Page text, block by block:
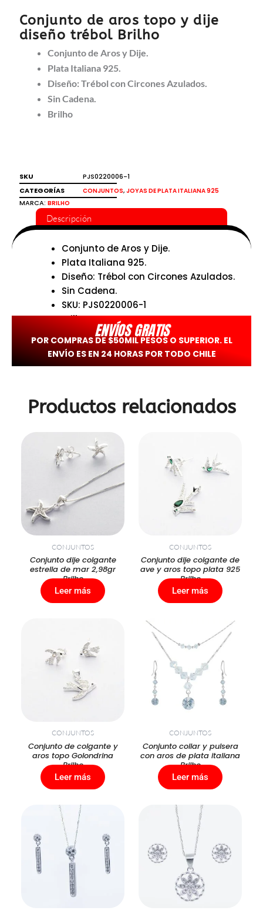
Conjunto de aros topo y dije
diseño trébol Brilho
Conjunto de Aros y Dije.
Plata Italiana 925.
Diseño: Trébol con Circones Azulados.
Sin Cadena.
Brilho
SKU
PJS0220006-1
CATEGORÍAS
CONJUNTOS, JOYAS DE PLATA ITALIANA 925
MARCA: BRILHO
Descripción
Conjunto de Aros y Dije.
Plata Italiana 925.
Diseño: Trébol con Circones Azulados.
Sin Cadena.
SKU: PJS0220006-1
Brilho
ENVÍOS GRATIS
POR COMPRAS DE $50MIL PESOS O SUPERIOR. EL
ENVÍO ES EN 24 HORAS POR TODO CHILE
Productos relacionados
CONJUNTOS
Conjunto dije colgante
estrella de mar 2,98gr
Brilho
Leer más
CONJUNTOS
Conjunto dije colgante de
ave y aros topo plata 925
Brilho
Leer más
CONJUNTOS
Conjunto de colgante y
aros topo Golondrina
Brilho
Leer más
CONJUNTOS
Conjunto collar y pulsera
con aros de plata italiana
Brilho
Leer más